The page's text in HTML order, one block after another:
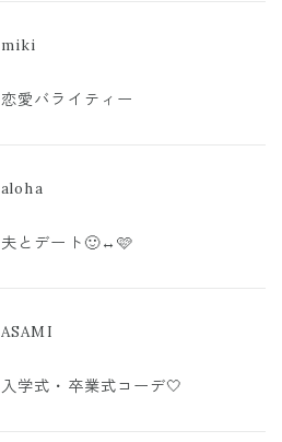
miki
恋愛バライティー
aloha
夫とデート🙂‍↔️🩷
ASAMI
入学式・卒業式コーデ🤍